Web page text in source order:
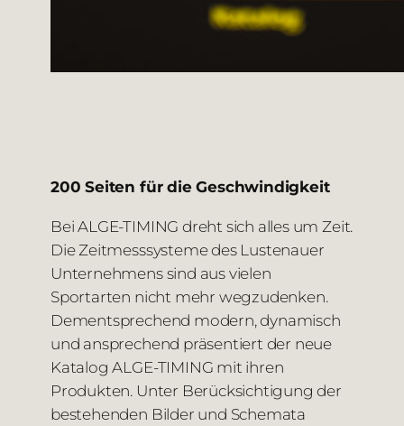
200 Seiten für die Geschwindigkeit
Bei ALGE-TIMING dreht sich alles um Zeit.
Die Zeitmesssysteme des Lustenauer
Unternehmens sind aus vielen
Sportarten nicht mehr wegzudenken.
Dementsprechend modern, dynamisch
und ansprechend präsentiert der neue
Katalog ALGE-TIMING mit ihren
Produkten. Unter Berücksichtigung der
bestehenden Bilder und Schemata